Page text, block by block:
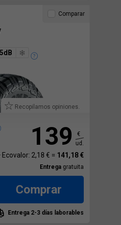
Recopilamos opiniones.
Comparar
139
€
ud.
Ecovalor: 2,18 € = 141,18 €
Entrega gratuita
Comprar
Entrega 2-3 días laborables